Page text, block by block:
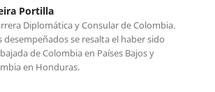
Portilla
Diplomática y Consular de Colombia.
desempeñados se resalta el haber sido
de Colombia en Países Bajos y
en Honduras.